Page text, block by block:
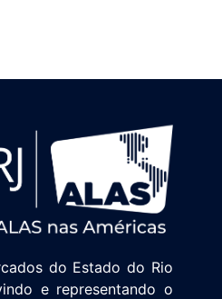
do Estado do Rio
e representando o